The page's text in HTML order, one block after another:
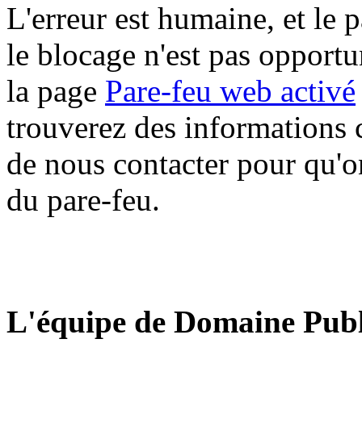
L'erreur est humaine, et le
le blocage n'est pas
la page Pare-feu web activé
trouverez des informations
de nous contacter pour
du pare-feu.
L'équipe de Domaine